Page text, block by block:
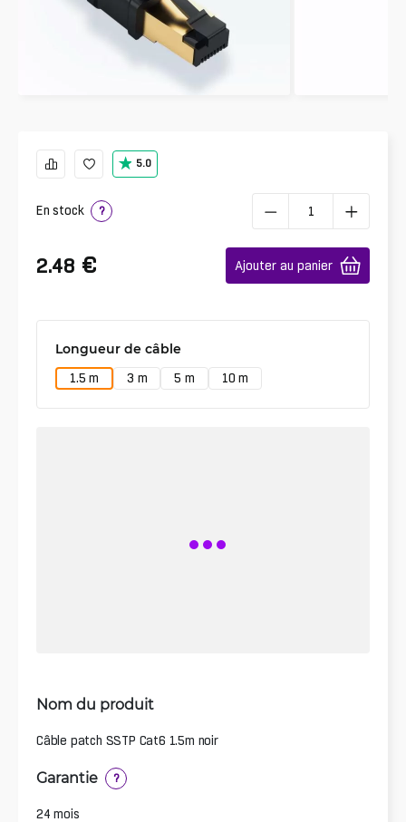
5.0
En stock ?
2.48 € Ajouter au panier
Longueur de câble
1.5 m 3 m 5 m 10 m
Nom du produit
Câble patch SSTP Cat6 1.5m noir
Garantie ?
24 mois